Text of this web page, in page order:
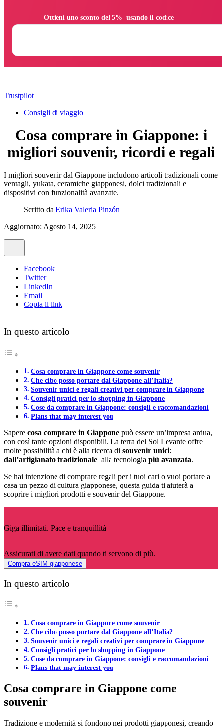
Trustpilot
Consigli di viaggio
Cosa comprare in Giappone: i
migliori souvenir, ricordi e regali
I migliori souvenir dal Giappone includono articoli tradizionali come
ventagli, yukata, ceramiche giapponesi, dolci tradizionali e
dispositivi con funzionalità avanzate.
Scritto da Erika Valeria Pinzón
Aggiornato: Agosto 14, 2025
Facebook
Twitter
LinkedIn
Email
Copia il link
In questo articolo
Cosa comprare in Giappone come souvenir
Che cibo posso portare dal Giappone all’Italia?
Souvenir unici e regali creativi per comprare in Giappone
Consigli pratici per lo shopping in Giappone
Cose da comprare in Giappone: consigli e raccomandazioni
Plans that may interest you
Sapere cosa comprare in Giappone può essere un’impresa ardua,
con così tante opzioni disponibili. La terra del Sol Levante offre
molte possibilità a chi è alla ricerca di souvenir unici:
dall’artigianato tradizionale alla tecnologia più avanzata.
Se hai intenzione di comprare regali per i tuoi cari o vuoi portare a
casa un pezzo di cultura giapponese, questa guida ti aiuterà a
scoprire i migliori prodotti e souvenir del Giappone.
Giga illimitati. Pace e tranquillità
Assicurati di avere dati quando ti servono di più.
Compra eSIM giapponese
In questo articolo
Cosa comprare in Giappone come souvenir
Che cibo posso portare dal Giappone all’Italia?
Souvenir unici e regali creativi per comprare in Giappone
Consigli pratici per lo shopping in Giappone
Cose da comprare in Giappone: consigli e raccomandazioni
Plans that may interest you
Cosa comprare in Giappone come
souvenir
Tradizione e modernità si fondono nei prodotti giapponesi, creando